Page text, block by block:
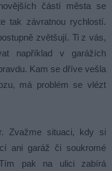
částí města se
tak závratnou rychlostí.
zvětšují. Ti z vás,
například v garážích
Kam se dříve vešla
má problém se vlézt
Zvažme situaci, kdy si
ani garáž či soukromé
pak na ulici zabírá